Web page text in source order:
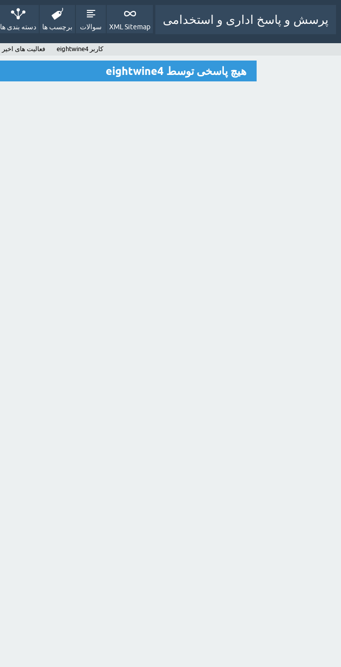
پرسش و پاسخ اداری و استخدامی
XML Sitemap سوالات برچسب ها دسته بندی ها
کاربر eightwine4 فعالیت های اخیر
هیچ پاسخی توسط eightwine4